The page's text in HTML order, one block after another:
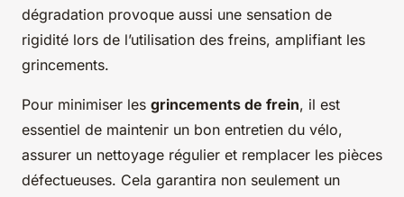
dégradation provoque aussi une sensation de
rigidité lors de l’utilisation des freins, amplifiant les
grincements.
Pour minimiser les grincements de frein, il est
essentiel de maintenir un bon entretien du vélo,
assurer un nettoyage régulier et remplacer les pièces
défectueuses. Cela garantira non seulement un